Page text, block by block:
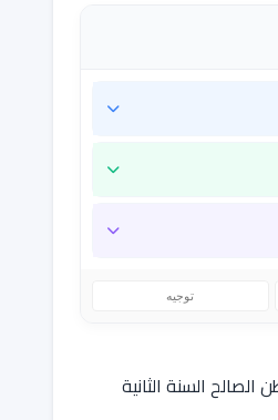
توجيه
السنة الثانية